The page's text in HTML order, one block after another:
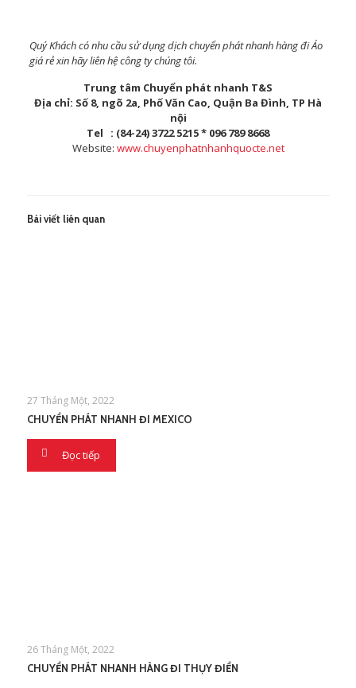
Quý Khách có nhu cầu sử dụng dịch chuyển phát nhanh hàng đi Áo
giá rẻ xin hãy liên hệ công ty chúng tôi.
Trung tâm Chuyển phát nhanh T&S
Địa chỉ: Số 8, ngõ 2a, Phố Văn Cao, Quận Ba Đình, TP Hà
nội
Tel : (84-24) 3722 5215 * 096 789 8668
Website: www.chuyenphatnhanhquocte.net
Bài viết liên quan
27 Tháng Một, 2022
CHUYỂN PHÁT NHANH ĐI MEXICO
Đọc tiếp
26 Tháng Một, 2022
CHUYỂN PHÁT NHANH HÀNG ĐI THỤY ĐIỂN